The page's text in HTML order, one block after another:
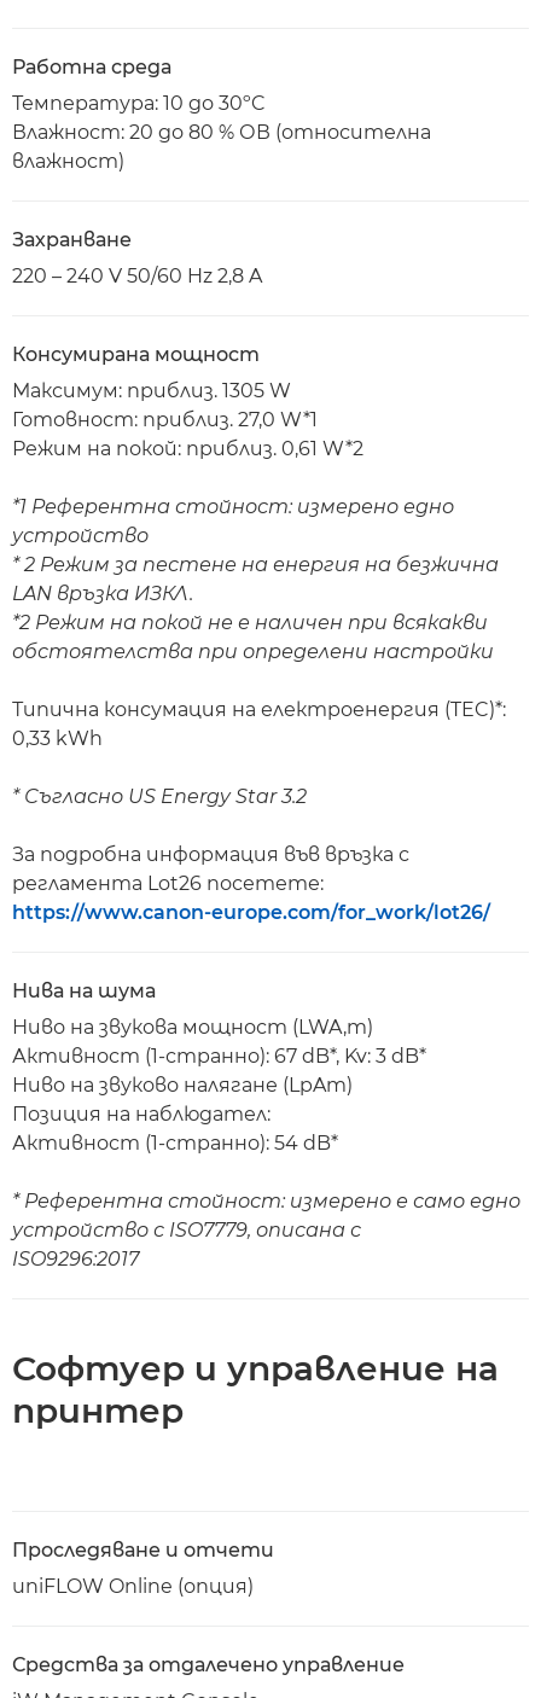
Работна среда
Температура: 10 до 30ºC
Влажност: 20 до 80 % ОВ (относителна
влажност)
Захранване
220 – 240 V 50/60 Hz 2,8 A
Консумирана мощност
Максимум: приблиз. 1305 W
Готовност: приблиз. 27,0 W*1
Режим на покой: приблиз. 0,61 W*2
*1 Референтна стойност: измерено едно
устройство
* 2 Режим за пестене на енергия на безжична
LAN връзка ИЗКЛ.
*2 Режим на покой не е наличен при всякакви
обстоятелства при определени настройки
Типична консумация на електроенергия (TEC)*:
0,33 kWh
* Съгласно US Energy Star 3.2
За подробна информация във връзка с
регламента Lot26 посетете:
https://www.canon-europe.com/for_work/lot26/
Нива на шума
Ниво на звукова мощност (LWA,m)
Активност (1-странно): 67 dB*, Kv: 3 dB*
Ниво на звуково налягане (LpAm)
Позиция на наблюдател:
Активност (1-странно): 54 dB*
* Референтна стойност: измерено е само едно
устройство с ISO7779, описана с
ISO9296:2017
Софтуер и управление на
принтер
Проследяване и отчети
uniFLOW Online (опция)
Средства за отдалечено управление